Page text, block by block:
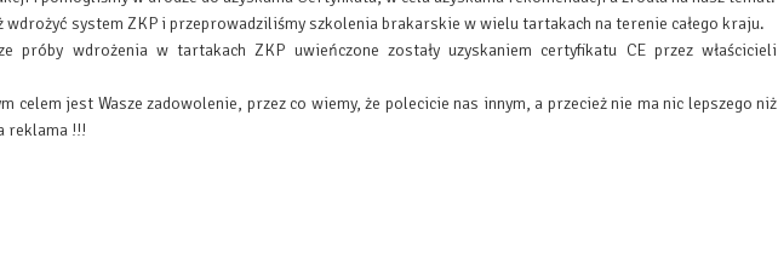
wdrożyć system ZKP i przeprowadziliśmy szkolenia brakarskie w wielu tartakach na terenie całego kraju.
próby wdrożenia w tartakach ZKP uwieńczone zostały uzyskaniem certyfikatu CE przez właścicieli
celem jest Wasze zadowolenie, przez co wiemy, że polecicie nas innym, a przecież nie ma nic lepszego niż
reklama !!!